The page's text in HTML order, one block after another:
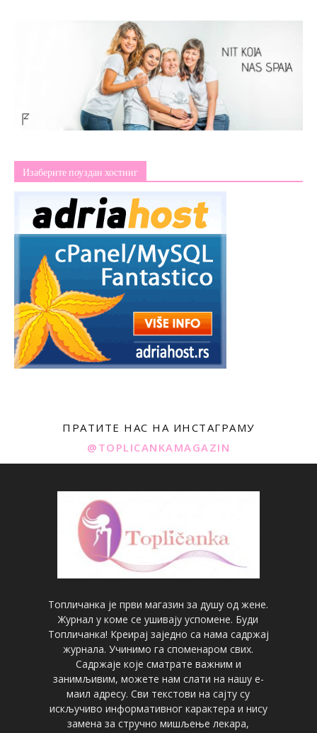
Изаберите поуздан хостинг
ПРАТИТЕ НАС НА ИНСТАГРАМУ
@TOPLICANKAMAGAZIN
Топличанка је први магазин за душу од жене.
Журнал у коме се ушивају успомене. Буди
Топличанка! Креирај заједно са нама садржај
журнала. Учинимо га споменаром свих.
Садржаје које сматрате важним и
занимљивим, можете нам слати на нашу е-
маил адресу. Сви текстови на сајту су
искључиво информативног карактера и нису
замена за стручно мишљење лекара,